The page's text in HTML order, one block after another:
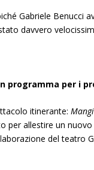
Gabriele Benucci
davvero
programma per i
itinerante:
per allestire un
del teatro